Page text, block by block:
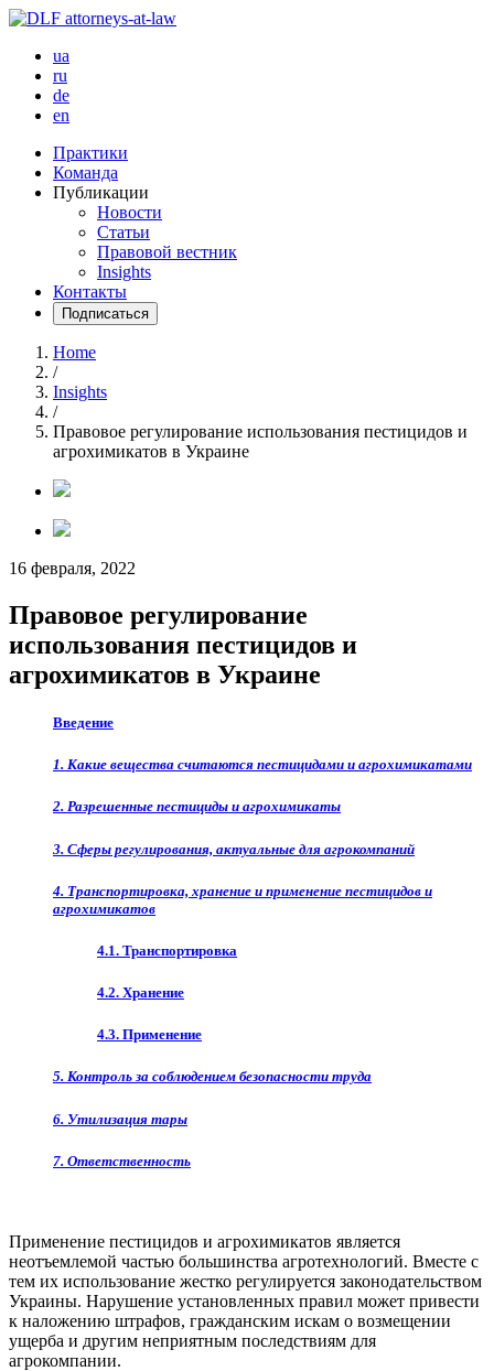
ua
ru
de
en
Практики
Команда
Публикации
Новости
Статьи
Правовой вестник
Insights
Контакты
Подписаться
Home
/
Insights
/
Правовое регулирование использования пестицидов и
агрохимикатов в Украине
16 февраля, 2022
Правовое регулирование
использования пестицидов и
агрохимикатов в Украине
Введение
1. Какие вещества считаются пестицидами и агрохимикатами
2. Разрешенные пестициды и агрохимикаты
3. Сферы регулирования, актуальные для агрокомпаний
4. Транспортировка, хранение и применение пестицидов и
агрохимикатов
4.1. Транспортировка
4.2. Хранение
4.3. Применение
5. Контроль за соблюдением безопасности труда
6. Утилизация тары
7. Ответственность
Применение пестицидов и агрохимикатов является
неотъемлемой частью большинства агротехнологий. Вместе с
тем их использование жестко регулируется законодательством
Украины. Нарушение установленных правил может привести
к наложению штрафов, гражданским искам о возмещении
ущерба и другим неприятным последствиям для
агрокомпании.